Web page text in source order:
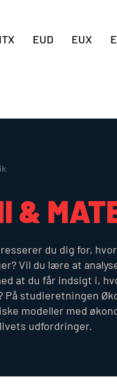
EUD EUX
&
du dig for,
Vil du lære at
at du får indsigt i,
På studieretningen
modeller med
udfordringer.